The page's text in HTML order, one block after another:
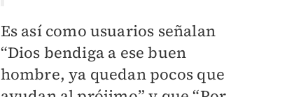
Es así como usuarios señalan
“Dios bendiga a ese buen
hombre, ya quedan pocos que